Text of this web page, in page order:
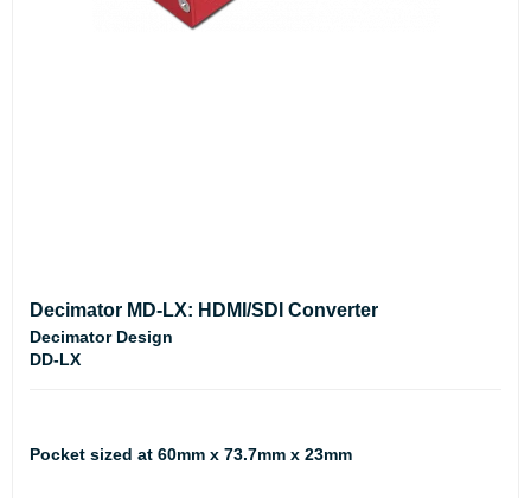
Decimator MD-LX: HDMI/SDI Converter
Decimator Design
DD-LX
Pocket sized at 60mm x 73.7mm x 23mm